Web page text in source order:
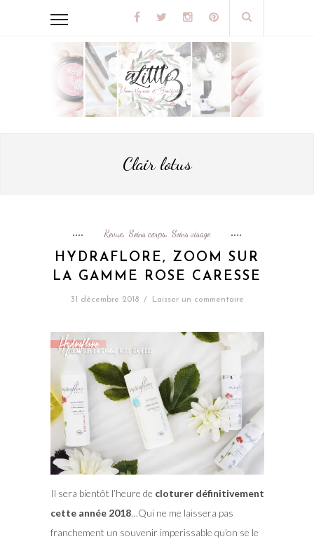
Clair lotus
Revue, Soins corps, Soins visage
HYDRAFLORE, ZOOM SUR
LA GAMME ROSE CARESSE
31 décembre 2018 / Laisser un commentaire
Il sera bientôt l’heure de cloturer définitivement
cette année 2018…Qui ne me laissera pas
franchement un souvenir imperissable qu’on se le